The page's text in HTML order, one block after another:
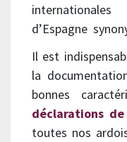
d’Espagne
Il est
la
bonnes
déclarations
toutes nos